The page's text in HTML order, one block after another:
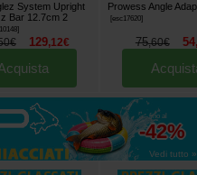
System Upright
Bar 12.7cm 2
]
€ 129,12€
Prowess Angle
[esc17620]
75,60€ 54
fino al
-42%
Vedi tutto »